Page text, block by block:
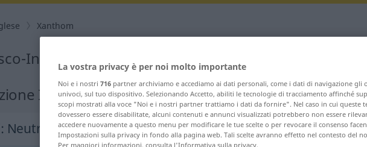
Xanthom
Inglese per "Xanthom"
Inglese
: Neutrum
La vostra privacy è per noi molto importante
Noi e i nostri 716 partner archiviamo e accediamo ai dati personali, come i dati di navigazione gli
univoci, sul tuo dispositivo. Selezionando Accetto, abiliti le tecnologie di tracciamento affinché
scopi mostrati alla voce "Noi e i nostri partner trattiamo i dati da fornire". Nel caso in cui queste
dovessero essere disabilitate, alcuni contenuti e annunci visualizzati potrebbero non essere
accedere nuovamente a questo menu per modificare le tue scelte o per revocare il consenso
Impostazioni sulla privacy in fondo alla pagina web. Tali scelte avranno effetto nel contesto del
Per maggiori informazioni, consulta l'Informativa sulla privacy.